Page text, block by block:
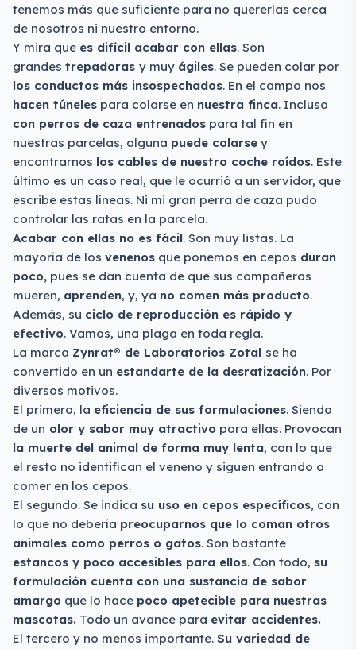
tenemos más que suficiente para no quererlas cerca
de nosotros ni nuestro entorno.
Y mira que es difícil acabar con ellas. Son
grandes trepadoras y muy ágiles. Se pueden colar por
los conductos más insospechados. En el campo nos
hacen túneles para colarse en nuestra finca. Incluso
con perros de caza entrenados para tal fin en
nuestras parcelas, alguna puede colarse y
encontrarnos los cables de nuestro coche roídos. Este
último es un caso real, que le ocurrió a un servidor, que
escribe estas líneas. Ni mi gran perra de caza pudo
controlar las ratas en la parcela.
Acabar con ellas no es fácil. Son muy listas. La
mayoría de los venenos que ponemos en cepos duran
poco, pues se dan cuenta de que sus compañeras
mueren, aprenden, y, ya no comen más producto.
Además, su ciclo de reproducción es rápido y
efectivo. Vamos, una plaga en toda regla.
La marca Zynrat® de Laboratorios Zotal se ha
convertido en un estandarte de la desratización. Por
diversos motivos.
El primero, la eficiencia de sus formulaciones. Siendo
de un olor y sabor muy atractivo para ellas. Provocan
la muerte del animal de forma muy lenta, con lo que
el resto no identifican el veneno y siguen entrando a
comer en los cepos.
El segundo. Se indica su uso en cepos específicos, con
lo que no debería preocuparnos que lo coman otros
animales como perros o gatos. Son bastante
estancos y poco accesibles para ellos. Con todo, su
formulación cuenta con una sustancia de sabor
amargo que lo hace poco apetecible para nuestras
mascotas. Todo un avance para evitar accidentes.
El tercero y no menos importante. Su variedad de